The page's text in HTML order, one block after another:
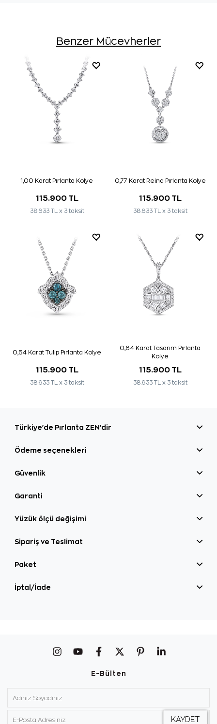
Benzer Mücevherler
1,00 Karat Pırlanta Kolye
115.900 TL
38.633 TL x 3 taksit
0,77 Karat Reina Pırlanta Kolye
115.900 TL
38.633 TL x 3 taksit
0,54 Karat Tulip Pırlanta Kolye
115.900 TL
38.633 TL x 3 taksit
0,64 Karat Tasarım Pırlanta
Kolye
115.900 TL
38.633 TL x 3 taksit
Türkiye'de Pırlanta ZEN'dir
Ödeme seçenekleri
Güvenlik
Garanti
Yüzük ölçü değişimi
Sipariş ve Teslimat
Paket
İptal/İade
E-Bülten